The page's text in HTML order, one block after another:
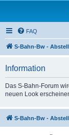
FAQ
S-Bahn-Bw -
Information
Das S-Bahn-Forum
neuen Look
S-Bahn-Bw -